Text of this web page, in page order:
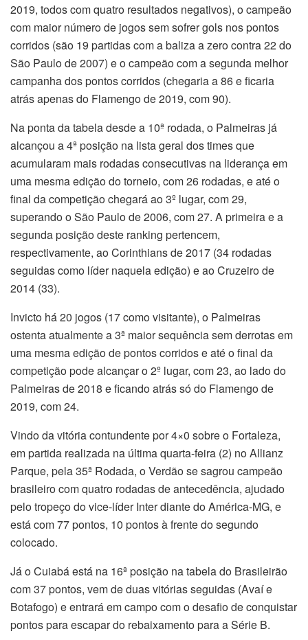
2019, todos com quatro resultados negativos), o campeão
com maior número de jogos sem sofrer gols nos pontos
corridos (são 19 partidas com a baliza a zero contra 22 do
São Paulo de 2007) e o campeão com a segunda melhor
campanha dos pontos corridos (chegaria a 86 e ficaria
atrás apenas do Flamengo de 2019, com 90).
Na ponta da tabela desde a 10ª rodada, o Palmeiras já
alcançou a 4ª posição na lista geral dos times que
acumularam mais rodadas consecutivas na liderança em
uma mesma edição do torneio, com 26 rodadas, e até o
final da competição chegará ao 3º lugar, com 29,
superando o São Paulo de 2006, com 27. A primeira e a
segunda posição deste ranking pertencem,
respectivamente, ao Corinthians de 2017 (34 rodadas
seguidas como líder naquela edição) e ao Cruzeiro de
2014 (33).
Invicto há 20 jogos (17 como visitante), o Palmeiras
ostenta atualmente a 3ª maior sequência sem derrotas em
uma mesma edição de pontos corridos e até o final da
competição pode alcançar o 2º lugar, com 23, ao lado do
Palmeiras de 2018 e ficando atrás só do Flamengo de
2019, com 24.
Vindo da vitória contundente por 4×0 sobre o Fortaleza,
em partida realizada na última quarta-feira (2) no Allianz
Parque, pela 35ª Rodada, o Verdão se sagrou campeão
brasileiro com quatro rodadas de antecedência, ajudado
pelo tropeço do vice-líder Inter diante do América-MG, e
está com 77 pontos, 10 pontos à frente do segundo
colocado.
Já o Cuiabá está na 16ª posição na tabela do Brasileirão
com 37 pontos, vem de duas vitórias seguidas (Avaí e
Botafogo) e entrará em campo com o desafio de conquistar
pontos para escapar do rebaixamento para a Série B.